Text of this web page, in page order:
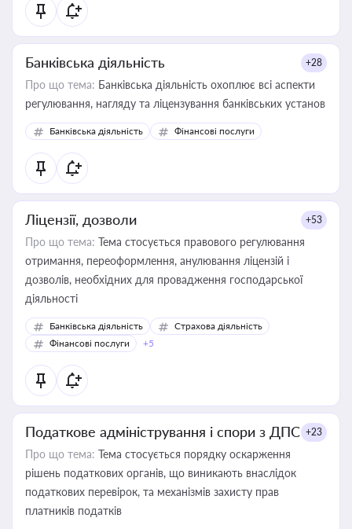
Банківська діяльність +28
Про що тема: Банківська діяльність охоплює всі аспекти
регулювання, нагляду та ліцензування банківських установ
Банківська діяльність Фінансові послуги
Ліцензії, дозволи +53
Про що тема: Тема стосується правового регулювання
отримання, переоформлення, анулювання ліцензій і
дозволів, необхідних для провадження господарської
діяльності
Банківська діяльність
Страхова діяльність
Фінансові послуги
+5
Податкове адміністрування і спори з ДПС +23
Про що тема: Тема стосується порядку оскарження
рішень податкових органів, що виникають внаслідок
податкових перевірок, та механізмів захисту прав
платників податків